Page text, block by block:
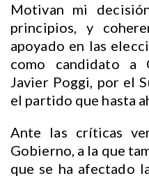
Motivan mi
principios, y
apoyado en las
como candidato a
Javier Poggi, por el
el partido que hasta
Ante las críticas
Gobierno, a la que
que se ha afectado